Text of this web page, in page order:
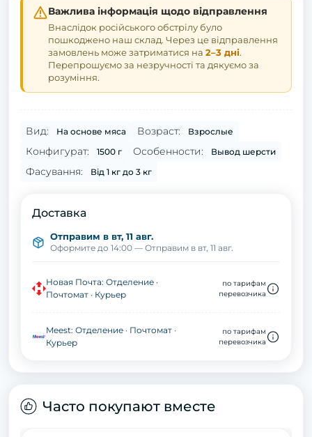
Важлива інформація щодо відправлення
Внаслідок російського обстрілу було
пошкоджено наш склад. Через це відправлення
замовлень може затриматися на 2–3 дні.
Перепрошуємо за незручності та дякуємо за
розуміння.
Вид: На основе мяса Возраст: Взрослые
Конфигурат: 1500 г Особенности: Вывод шерсти
Фасування: Від 1 кг до 3 кг
Доставка
Отправим в вт, 11 авг.
Оформите до 14:00 — Отправим в вт, 11 авг.
Новая Почта: Отделение ·
Почтомат · Курьер
по тарифам
перевозчика
Meest: Отделение · Почтомат ·
Курьер
по тарифам
перевозчика
Часто покупают вместе